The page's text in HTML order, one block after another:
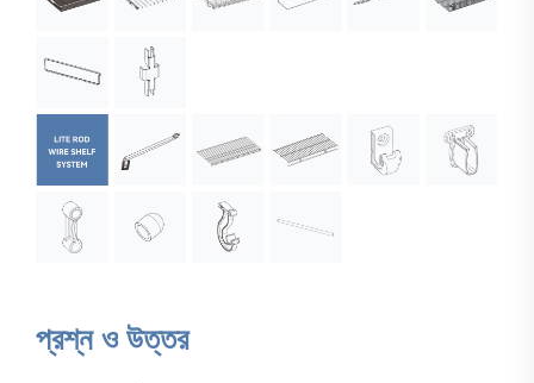
প্রশ্ন ও উত্তর